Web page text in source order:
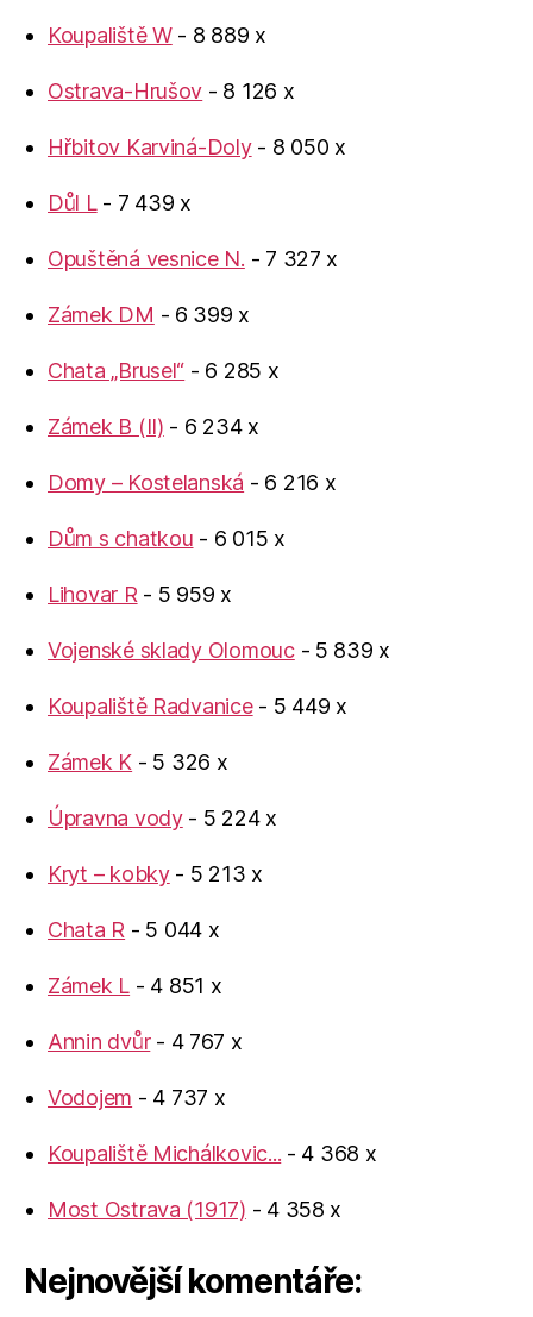
Koupaliště W- 8 889 x
Ostrava-Hrušov - 8 126 x
Hřbitov Karviná-Doly- 8 050 x
Důl L- 7 439 x
Opuštěná vesnice N. - 7 327 x
Zámek DM - 6 399 x
Chata „Brusel“ - 6 285 x
Zámek B (II) - 6 234 x
Domy – Kostelanská - 6 216 x
Dům s chatkou - 6 015 x
Lihovar R - 5 959 x
Vojenské sklady Olomouc- 5 839 x
Koupaliště Radvanice- 5 449 x
Zámek K - 5 326 x
Úpravna vody- 5 224 x
Kryt – kobky- 5 213 x
Chata R - 5 044 x
Zámek L - 4 851 x
Annin dvůr- 4 767 x
Vodojem - 4 737 x
Koupaliště Michálkovic... - 4 368 x
Most Ostrava (1917) - 4 358 x
Nejnovější komentáře: